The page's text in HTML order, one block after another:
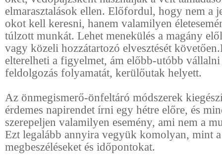
elmarasztalások ellen. Előfordul, hogy nem a
okot kell keresni, hanem valamilyen
túlzott munkát. Lehet menekülés a magány
vagy közeli hozzátartozó elvesztését
elterelheti a figyelmet, ám előbb-utóbb
feldolgozás folyamatát, kerülőutak helyett.
Az önmegismerő-önfeltáró módszerek
érdemes napirendet írni egy hétre előre, és
szerepeljen valamilyen esemény, ami nem a
Ezt legalább annyira vegyük komolyan, mint
megbeszéléseket és időpontokat.